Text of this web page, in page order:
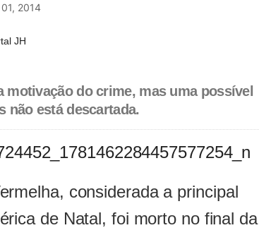
2014
JH
do crime, mas uma possível
não está descartada.
considerada a principal
de Natal, foi morto no final da